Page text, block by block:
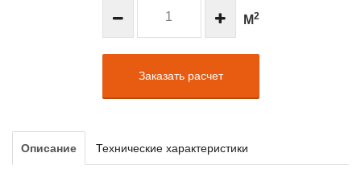
М2
Заказать расчет
Описание Технические характеристики